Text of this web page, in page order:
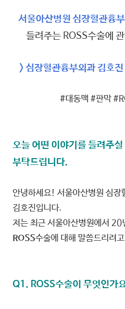
서울아산병원 심장혈관흉
들려주는 ROSS수술에
> 심장혈관흉부외과 김호진
#대동맥 #판막
오늘 어떤 이야기를 들려주
부탁드립니다.
안녕하세요! 서울아산병원 심장
김호진입니다.
저는 최근 서울아산병원에서 20
ROSS수술에 대해 말씀드리려
Q1. ROSS수술이 무엇인가